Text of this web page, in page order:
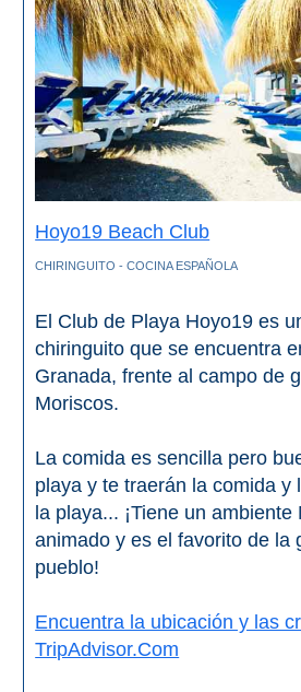
Hoyo19 Beach Club
CHIRINGUITO - COCINA ESPAÑOLA
El Club de Playa Hoyo19 es
chiringuito que se encuentra
Granada, frente al campo de
Moriscos.
La comida es sencilla pero
playa y te traerán la comida y
la playa... ¡Tiene un ambiente
animado y es el favorito de la
pueblo!
Encuentra la ubicación y las
TripAdvisor.Com